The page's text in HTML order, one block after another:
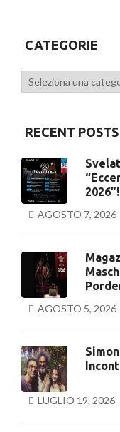
CATEGORIE
Categorie
RECENT POSTS
2026”!
AGOSTO 7, 2026
AGOSTO 5, 2026
LUGLIO 19, 2026